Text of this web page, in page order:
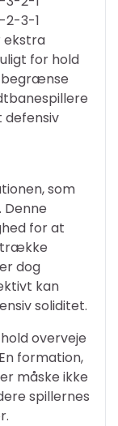
2-3-1
ekstra
for hold
begrænse
defensiv
som
for at
dog
kan
soliditet.
overveje
formation,
måske ikke
spillernes